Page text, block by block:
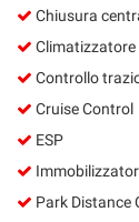
Chiusura
Climatizzatore
Controllo
Cruise Control
ESP
Park Distance